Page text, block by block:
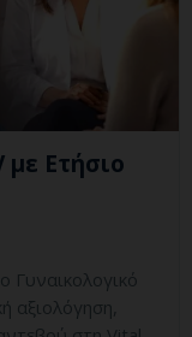
Ετήσιο
Γυναικολογικό
αξιολόγηση,